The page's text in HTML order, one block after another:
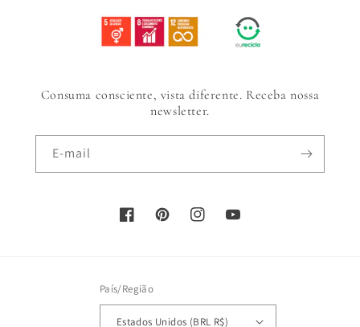
Consuma consciente, vista diferente. Receba nossa
newsletter.
E-mail
FacebookPinterestInstagramYouTube
País/Região
Estados Unidos (BRL R$)